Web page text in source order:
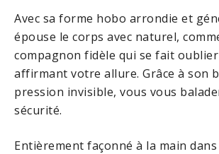
Avec sa forme hobo arrondie et
épouse le corps avec naturel,
compagnon fidèle qui se fait
affirmant votre allure. Grâce à son
pression invisible, vous vous
sécurité.
Entièrement façonné à la main